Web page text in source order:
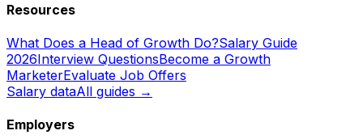
Resources
What Does a Head of Growth Do?Salary Guide
2026Interview QuestionsBecome a Growth
MarketerEvaluate Job Offers
Salary dataAll guides →
Employers